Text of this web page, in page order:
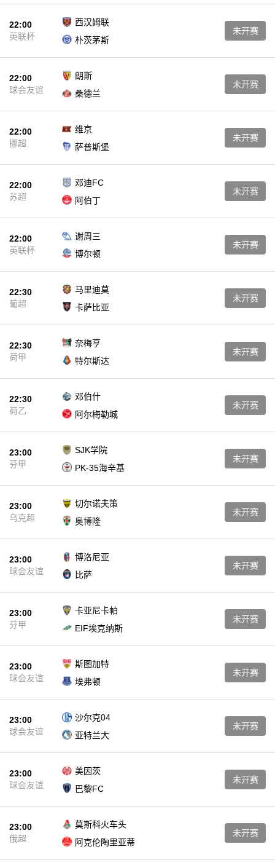
22:00
英联杯
西汉姆联
朴茨茅斯
未开赛
22:00
球会友谊
朗斯
桑德兰
未开赛
22:00
挪超
维京
萨普斯堡
未开赛
22:00
苏超
邓迪FC
阿伯丁
未开赛
22:00
英联杯
谢周三
博尔顿
未开赛
22:30
葡超
马里迪莫
卡萨比亚
未开赛
22:30
荷甲
奈梅亨
特尔斯达
未开赛
22:30
荷乙
邓伯什
阿尔梅勒城
未开赛
23:00
芬甲
SJK学院
PK-35海辛基
未开赛
23:00
乌克超
切尔诺夫策
奥博隆
未开赛
23:00
球会友谊
博洛尼亚
比萨
未开赛
23:00
芬甲
卡亚尼卡帕
EIF埃克纳斯
未开赛
23:00
球会友谊
斯图加特
埃弗顿
未开赛
23:00
球会友谊
沙尔克04
亚特兰大
未开赛
23:00
球会友谊
美因茨
巴黎FC
未开赛
23:00
俄超
莫斯科火车头
阿克伦陶里亚蒂
未开赛